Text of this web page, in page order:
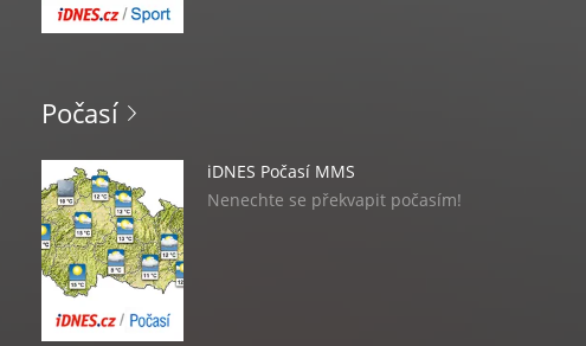
Počasí
iDNES Počasí MMS
Nenechte se překvapit počasím!